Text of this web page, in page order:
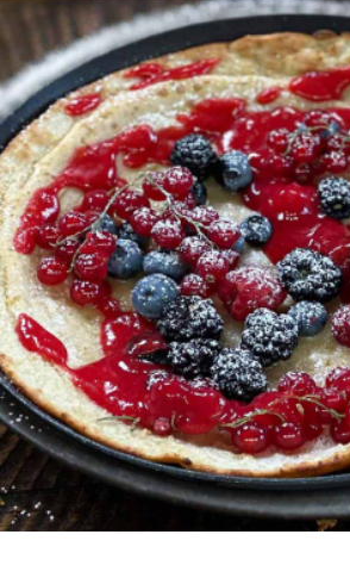
ΣΥΝΤΑΓΕΣ ΓΛΥΚΑ
Dutch baby
Το Dutch baby είναι κάτι ανάμεσα
κρέπα. Λαχταριστό, αφράτο,
φτιάχνεται σε λίγα λεπτά. Ιδανικό
απογευματινό σνακ.
1 μερίδα 10 λεπτά 15 λεπτά